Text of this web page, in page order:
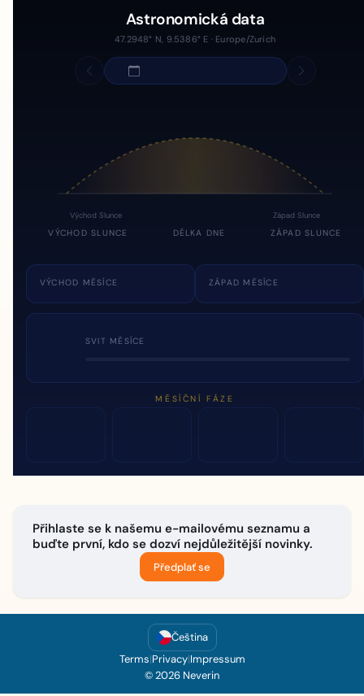
Astronomická data
47.2948° N, 9.5386° E · Europe/Zurich
Východ Slunce Západ Slunce
VÝCHOD SLUNCE DÉLKA DNE ZÁPAD SLUNCE
VÝCHOD MĚSÍCE ZÁPAD MĚSÍCE
SVIT MĚSÍCE
MĚSÍČNÍ FÁZE
Přihlaste se k našemu e-mailovému seznamu a
buďte první, kdo se dozví nejdůležitější novinky.
Předplať se
Čeština
Terms|Privacy|Impressum
© 2026 Neverin